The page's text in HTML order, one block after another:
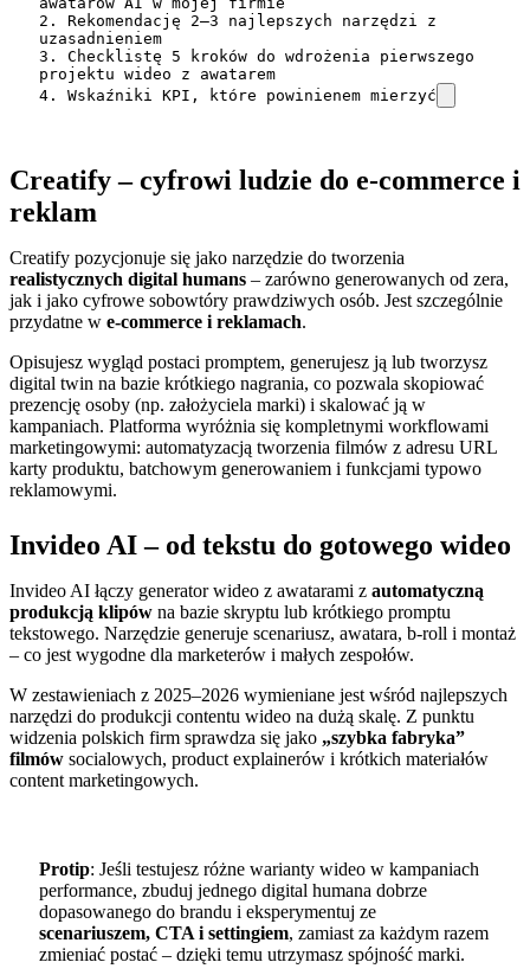
2. Rekomendację 2–3 najlepszych narzędzi z
uzasadnieniem
3. Checklistę 5 kroków do wdrożenia pierwszego
projektu wideo z awatarem
4. Wskaźniki KPI, które powinienem mierzyć
Creatify – cyfrowi ludzie do e-commerce i
reklam
Creatify pozycjonuje się jako narzędzie do tworzenia
realistycznych digital humans – zarówno generowanych od zera,
jak i jako cyfrowe sobowtóry prawdziwych osób. Jest szczególnie
przydatne w e-commerce i reklamach.
Opisujesz wygląd postaci promptem, generujesz ją lub tworzysz
digital twin na bazie krótkiego nagrania, co pozwala skopiować
prezencję osoby (np. założyciela marki) i skalować ją w
kampaniach. Platforma wyróżnia się kompletnymi workflowami
marketingowymi: automatyzacją tworzenia filmów z adresu URL
karty produktu, batchowym generowaniem i funkcjami typowo
reklamowymi.
Invideo AI – od tekstu do gotowego wideo
Invideo AI łączy generator wideo z awatarami z automatyczną
produkcją klipów na bazie skryptu lub krótkiego promptu
tekstowego. Narzędzie generuje scenariusz, awatara, b-roll i montaż
– co jest wygodne dla marketerów i małych zespołów.
W zestawieniach z 2025–2026 wymieniane jest wśród najlepszych
narzędzi do produkcji contentu wideo na dużą skalę. Z punktu
widzenia polskich firm sprawdza się jako „szybka fabryka”
filmów socialowych, product explainerów i krótkich materiałów
content marketingowych.
Protip: Jeśli testujesz różne warianty wideo w kampaniach
performance, zbuduj jednego digital humana dobrze
dopasowanego do brandu i eksperymentuj ze
scenariuszem, CTA i settingiem, zamiast za każdym razem
zmieniać postać – dzięki temu utrzymasz spójność marki.